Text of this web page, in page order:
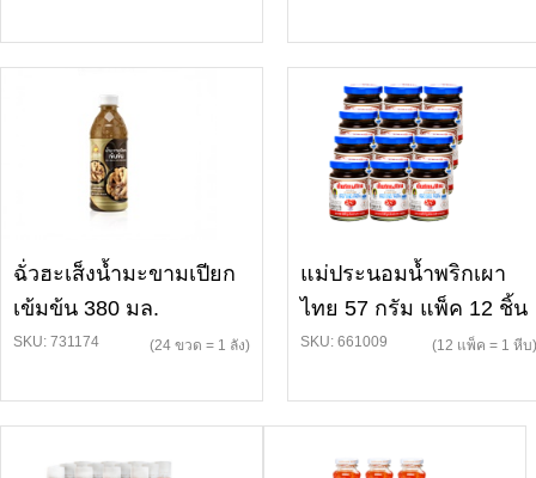
ฉั่วฮะเส็งน้ำมะขามเปียก
เข้มข้น 380 มล.
SKU: 731174 (24 ขวด = 1 ลัง)
แม่ประนอมน้ำพริกเผา
ไทย 57 กรัม แพ็ค 12 ชิ้น
SKU: 661009 (12 แพ็ค = 1 หีบ)